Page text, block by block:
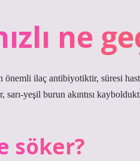
ne
ilaç antibiyotiktir, süresi
yeşil burun akıntısı
söker?